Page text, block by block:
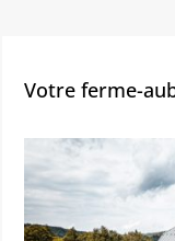
Votre ferme-